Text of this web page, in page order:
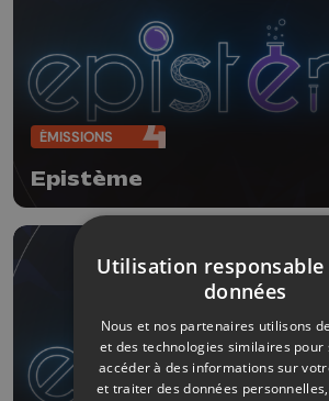
ÉMISSIONS
Epistème
Utilisation responsable
données
Nous et nos partenaires utilisons
et des technologies similaires pour
accéder à des informations sur
et traiter des données